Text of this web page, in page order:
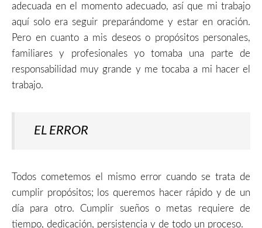
adecuada en el momento adecuado, así que mi trabajo
aquí solo era seguir preparándome y estar en oración.
Pero en cuanto a mis deseos o propósitos personales,
familiares y profesionales yo tomaba una parte de
responsabilidad muy grande y me tocaba a mi hacer el
trabajo.
EL ERROR
Todos cometemos el mismo error cuando se trata de
cumplir propósitos; los queremos hacer rápido y de un
día para otro. Cumplir sueños o metas requiere de
tiempo, dedicación, persistencia y de todo un proceso.